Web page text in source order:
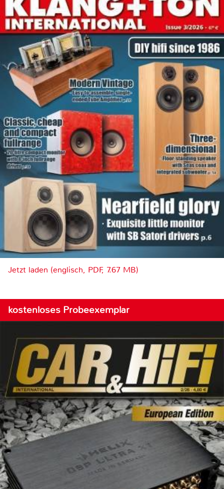
Jetzt laden (englisch, PDF, 7.67 MB)
kostenloses Probeexemplar